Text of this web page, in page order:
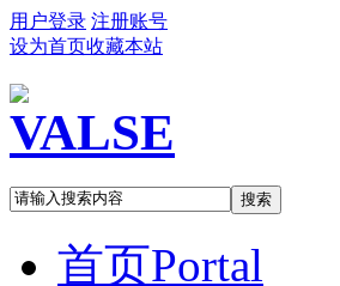
用户登录 注册账号
设为首页收藏本站
搜索
首页Portal